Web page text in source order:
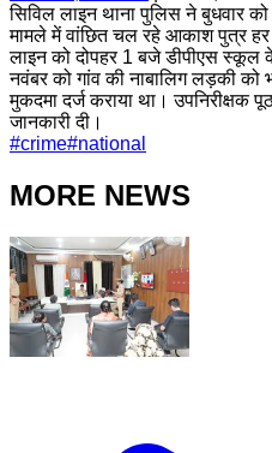
सिविल लाइन थाना पुलिस ने बुधवार
मामले में वांछित चल रहे आकाश पुत्र हर
लाइन को दोपहर 1 बजे डीपीएस स्कूल
नवंबर को गांव की नाबालिग लड़की को
मुकदमा दर्ज कराया था। उपनिरीक्षक
जानकारी दी।
#crime#national
MORE NEWS